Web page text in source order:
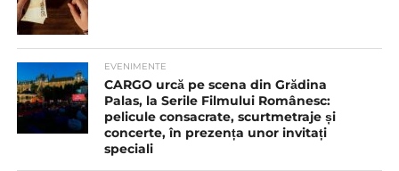
EVENIMENTE
CARGO urcă pe scena din Grădina
Palas, la Serile Filmului Românesc:
pelicule consacrate, scurtmetraje și
concerte, în prezența unor invitați
speciali